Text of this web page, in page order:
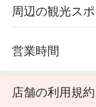
周辺の観光ス
営業時間
店舗の利用規約